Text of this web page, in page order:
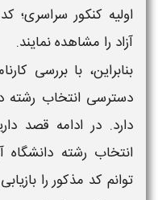
اولیه کنکور سراسری؛
آزاد را مشاهده نمایند.
بنابراین، با بررسی
دسترسی انتخاب رشته
دارد. در ادامه قصد
انتخاب رشته دانشگاه
توانم کد مذکور رابازیابی